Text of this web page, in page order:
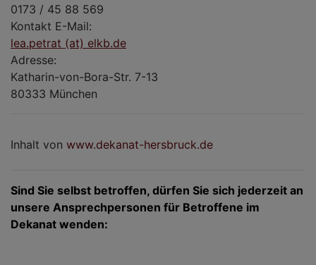
0173 / 45 88 569
Kontakt E-Mail:
lea.petrat (at) elkb.de
Adresse:
Katharin-von-Bora-Str. 7-13
80333 München
Inhalt von www.dekanat-hersbruck.de
Sind Sie selbst betroffen, dürfen Sie sich jederzeit an
unsere Ansprechpersonen für Betroffene im
Dekanat wenden: